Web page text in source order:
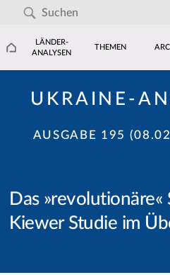
LÄNDER-
ANALYSEN
THEMEN
UKRAINE-
AUSGABE 195
Das »revolutionäre«
Kiewer Studie im